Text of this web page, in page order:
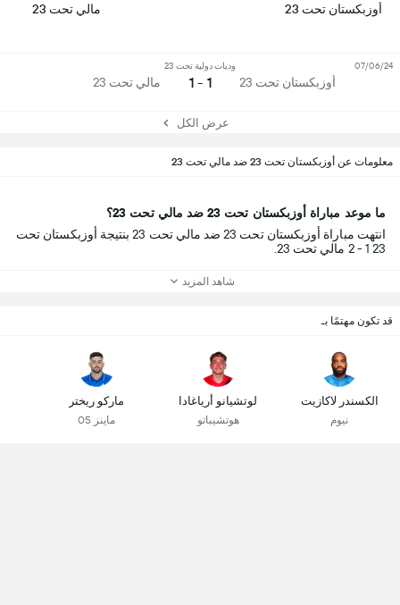
أوزبكستان تحت 23 مالي تحت 23
أوزبكستان تحت 23
وديات دولية تحت 23
1 - 1 مالي تحت 23
07/06/24
عرض الكل
معلومات عن أوزبكستان تحت 23 ضد مالي تحت 23
ما موعد مباراة أوزبكستان تحت 23 ضد مالي تحت 23؟
انتهت مباراة أوزبكستان تحت 23 ضد مالي تحت 23 بنتيجة أوزبكستان تحت
23 1 - 2 مالي تحت 23.
شاهد المزيد
قد تكون مهتمًا بـ
الكسندر لاكازيت
نيوم
لوتشيانو أرياغادا
هوتشيباتو
ماركو ريختر
ماينز 05